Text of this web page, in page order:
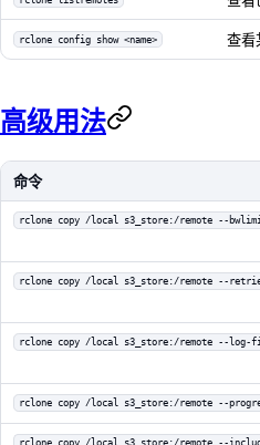
rclone config show <name> 查看
高级用法
命令
rclone copy /local s3_store:/remote --
rclone copy /local s3_store:/remote --
rclone copy /local s3_store:/remote --
rclone copy /local s3_store:/remote --